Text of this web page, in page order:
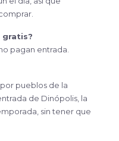
gratis?
pagan entrada.
pueblos de la
de Dinópolis, la
sin tener que